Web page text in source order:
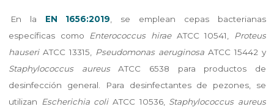
En la EN 1656:2019 , se emplean cepas bacterianas
específicas como
Enterococcus hiraeATCC 10541,
Proteus
hauseriATCC 13315, Pseudomonas aeruginosaATCC 15442 y
Staphylococcus aureusATCC 6538 para productos de
desinfección general. Para desinfectantes de pezones, se
utilizan
Escherichia coliATCC 10536, Staphylococcus aureus